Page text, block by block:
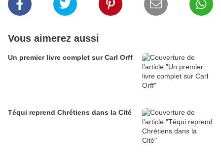
Vous aimerez aussi
Un premier livre complet sur Carl Orff
Téqui reprend Chrétiens dans la Cité